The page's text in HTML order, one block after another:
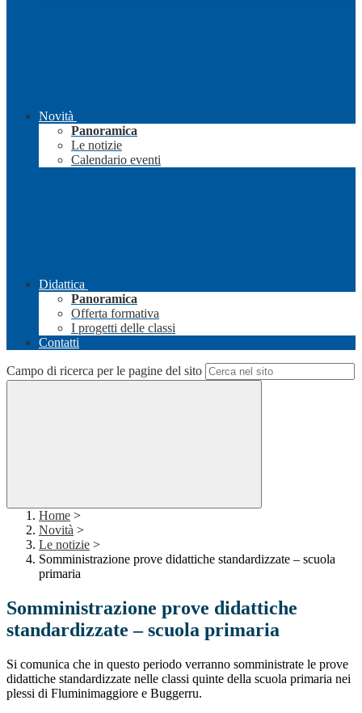
Novità
Panoramica
Le notizie
Calendario eventi
Didattica
Panoramica
Offerta formativa
I progetti delle classi
Contatti
Campo di ricerca per le pagine del sito
Home >
Novità >
Le notizie >
Somministrazione prove didattiche standardizzate – scuola
primaria
Somministrazione prove didattiche
standardizzate – scuola primaria
Si comunica che in questo periodo verranno somministrate le prove
didattiche standardizzate nelle classi quinte della scuola primaria nei
plessi di Fluminimaggiore e Buggerru.